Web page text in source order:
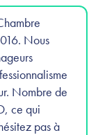
Nous
Nombre de
ce qui
pas à